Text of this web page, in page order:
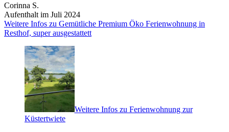
Corinna S.
Aufenthalt im Juli 2024
Weitere Infos zu Gemütliche Premium Öko Ferienwohnung in
Resthof, super ausgestattett
Weitere Infos zu Ferienwohnung zur
Küstertwiete